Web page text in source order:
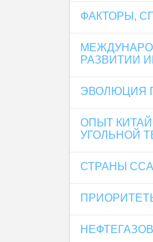
ФАКТОРЫ,
РАЗВИТИИ
ЭВОЛЮЦИЯ
ОПЫТ
УГОЛЬНОЙ
СТРАНЫ